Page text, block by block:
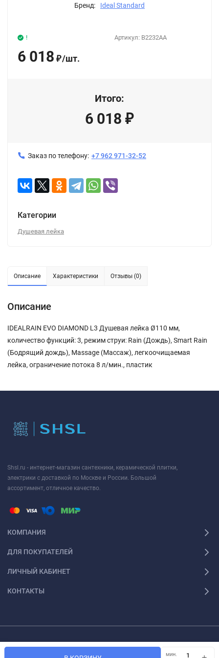
Бренд: Ideal Standard
Артикул: B2232AA
!
6 018 ₽/шт.
Итого:
6 018 ₽
мин.
Заказ по телефону: +7 962 971-32-52
Категории
Душевая лейка
Описание Характеристики Отзывы (0)
Описание
IDEALRAIN EVO DIAMOND L3 Душевая лейка Ø110 мм,
количество функций: 3, режим струи: Rain (Дождь), Smart Rain
(Бодрящий дождь), Massage (Массаж), легкоочищаемая
лейка, ограничение потока 8 л/мин., пластик
Shsl.ru - интернет-магазин сантехники, керамической плитки,
электрики с доставкой по Москве и России. Большой
ассортимент, отличное качество.
КОМПАНИЯ
ДЛЯ ПОКУПАТЕЛЕЙ
ЛИЧНЫЙ КАБИНЕТ
КОНТАКТЫ
лишь информационный характер и ни при каких условиях материалы и цены,